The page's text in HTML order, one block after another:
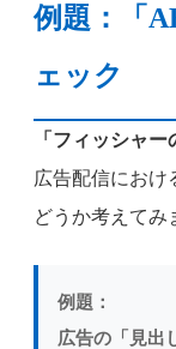
例題：「
ェック
「フィッシャー
広告配信におけ
どうか考えてみ
例題：
広告の「見出